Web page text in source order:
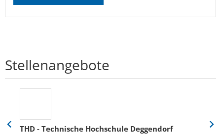
Stellenangebote
THD - Technische Hochschule Deggendorf
Eine
Eine